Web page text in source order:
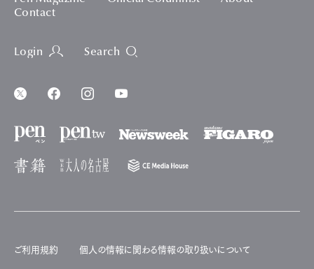
Contact
Login Search
ご利用規約 個人の情報に関わる情報の取り扱いについて